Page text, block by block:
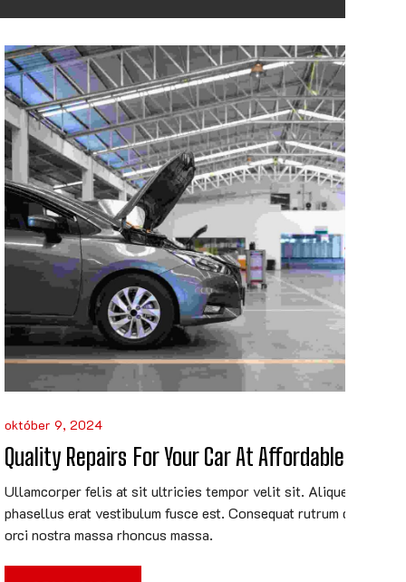
október 9, 2024
Quality Repairs For Your Car At Affordable Prices
Ullamcorper felis at sit ultricies tempor velit sit. Aliquet
phasellus erat vestibulum fusce est. Consequat rutrum dapibus
orci nostra massa rhoncus massa.